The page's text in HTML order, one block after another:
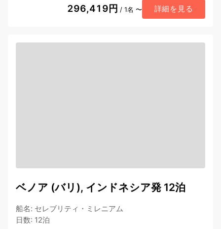
296,419円 / 1名 〜 詳細を見る
ベノア (バリ), インドネシア発 12泊
船名: セレブリティ・ミレニアム
日数: 12泊